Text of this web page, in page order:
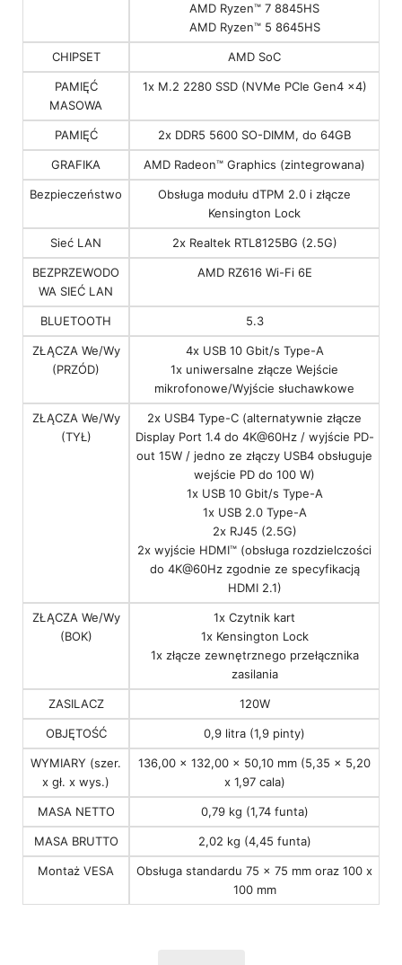
AMD Ryzen™ 7 8845HS
AMD Ryzen™ 5 8645HS
CHIPSET AMD SoC
PAMIĘĆ
MASOWA
1x M.2 2280 SSD (NVMe PCIe Gen4 x4)
PAMIĘĆ 2x DDR5 5600 SO-DIMM, do 64GB
GRAFIKA AMD Radeon™ Graphics (zintegrowana)
Bezpieczeństwo
Obsługa modułu dTPM 2.0 i złącze
Kensington Lock
Sieć LAN 2x Realtek RTL8125BG (2.5G)
BEZPRZEWODO
WA SIEĆ LAN
AMD RZ616 Wi-Fi 6E
BLUETOOTH 5.3
ZŁĄCZA We/Wy
(PRZÓD)
4x USB 10 Gbit/s Type-A
1x uniwersalne złącze Wejście
mikrofonowe/Wyjście słuchawkowe
ZŁĄCZA We/Wy
(TYŁ)
2x USB4 Type-C (alternatywnie złącze
Display Port 1.4 do 4K@60Hz / wyjście PD-
out 15W / jedno ze złączy USB4 obsługuje
wejście PD do 100 W)
1x USB 10 Gbit/s Type-A
1x USB 2.0 Type-A
2x RJ45 (2.5G)
2x wyjście HDMI™ (obsługa rozdzielczości
do 4K@60Hz zgodnie ze specyfikacją
HDMI 2.1)
ZŁĄCZA We/Wy
(BOK)
1x Czytnik kart
1x Kensington Lock
1x złącze zewnętrznego przełącznika
zasilania
ZASILACZ 120W
OBJĘTOŚĆ 0,9 litra (1,9 pinty)
WYMIARY (szer.
x gł. x wys.)
136,00 x 132,00 x 50,10 mm (5,35 x 5,20
x 1,97 cala)
MASA NETTO 0,79 kg (1,74 funta)
MASA BRUTTO 2,02 kg (4,45 funta)
Montaż VESA
Obsługa standardu 75 x 75 mm oraz 100 x
100 mm